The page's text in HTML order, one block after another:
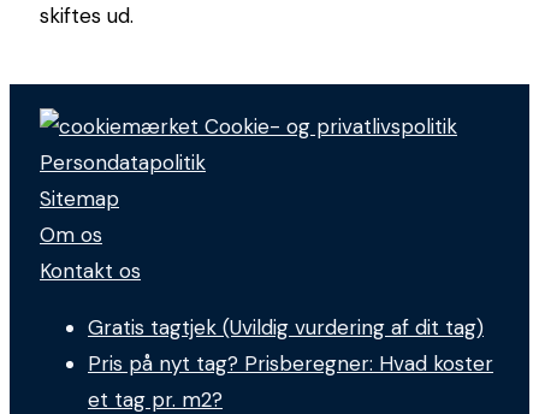
skiftes ud.
Cookie- og privatlivspolitik
Persondatapolitik
Sitemap
Om os
Kontakt os
Gratis tagtjek (Uvildig vurdering af dit tag)
Pris på nyt tag? Prisberegner: Hvad koster
et tag pr. m2?